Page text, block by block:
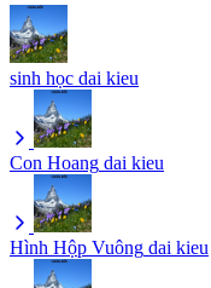
sinh học dai kieu
Con Hoang dai kieu
Hình Hộp Vuông dai kieu